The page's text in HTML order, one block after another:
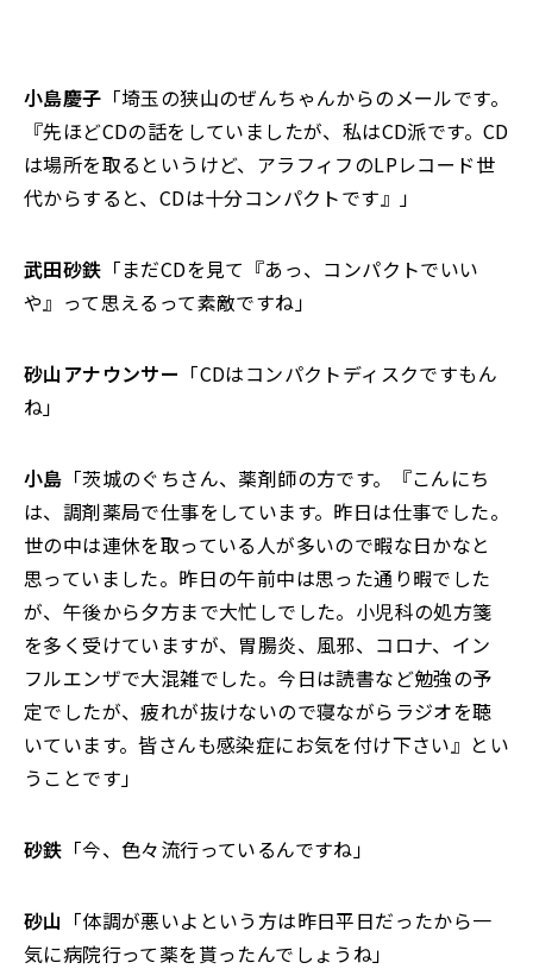
小島慶子 「埼玉の狭山のぜんちゃんからのメールです。
『先ほどCDの話をしていましたが、私はCD派です。CD
は場所を取るというけど、アラフィフのLPレコード世
代からすると、CDは十分コンパクトです』」
武田砂鉄 「まだCDを見て『あっ、コンパクトでいい
や』って思えるって素敵ですね」
砂山アナウンサー 「CDはコンパクトディスクですもん
ね」
小島 「茨城のぐちさん、薬剤師の方です。『こんにち
は、調剤薬局で仕事をしています。昨日は仕事でした。
世の中は連休を取っている人が多いので暇な日かなと
思っていました。昨日の午前中は思った通り暇でした
が、午後から夕方まで大忙しでした。小児科の処方箋
を多く受けていますが、胃腸炎、風邪、コロナ、イン
フルエンザで大混雑でした。今日は読書など勉強の予
定でしたが、疲れが抜けないので寝ながらラジオを聴
いています。皆さんも感染症にお気を付け下さい』とい
うことです」
砂鉄 「今、色々流行っているんですね」
砂山 「体調が悪いよという方は昨日平日だったから一
気に病院行って薬を貰ったんでしょうね」